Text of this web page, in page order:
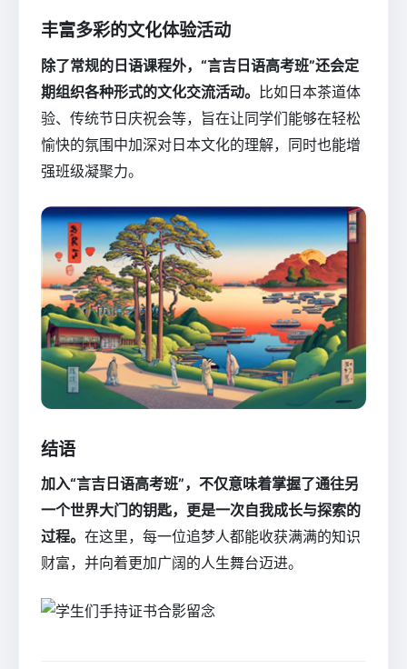
丰富多彩的文化体验活动
除了常规的日语课程外，“言吉日语高考班”还会定
期组织各种形式的文化交流活动。 比如日本茶道体
验、传统节日庆祝会等，旨在让同学们能够在轻松
愉快的氛围中加深对日本文化的理解，同时也能增
强班级凝聚力。
结语
加入“言吉日语高考班”，不仅意味着掌握了通往另
一个世界大门的钥匙，更是一次自我成长与探索的
过程。 在这里，每一位追梦人都能收获满满的知识
财富，并向着更加广阔的人生舞台迈进。